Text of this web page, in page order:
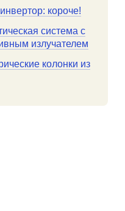
короче!
система с
излучателем
колонки из